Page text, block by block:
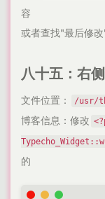
容
或者查找"最后修
八十五：右
文件位置： /usr/
博客信息：修改
的